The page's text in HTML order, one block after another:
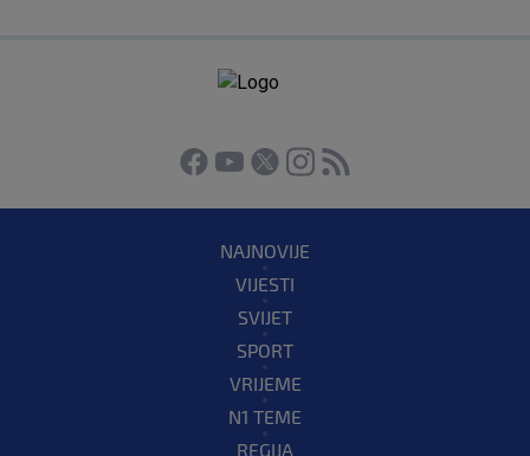
NAJNOVIJE
VIJESTI
SVIJET
SPORT
VRIJEME
N1 TEME
REGIJA